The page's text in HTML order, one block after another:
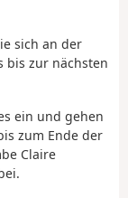
sich an der
bis zur nächsten
ein und gehen
zum Ende der
Claire